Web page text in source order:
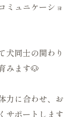
ミュニケーショ
犬同士の関わり
みます🐶
力に合わせ、お
サポートします